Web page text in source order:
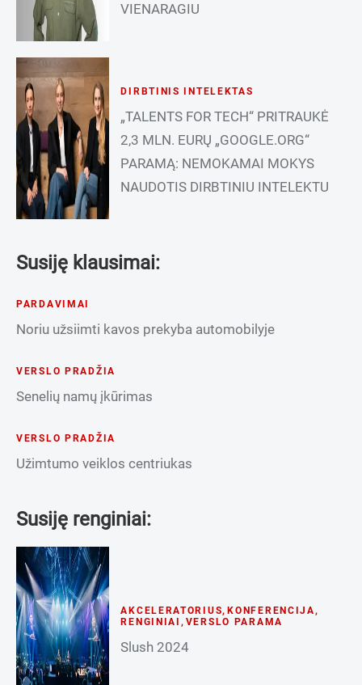
VIENARAGIU
DIRBTINIS INTELEKTAS
„TALENTS FOR TECH“ PRITRAUKĖ
2,3 MLN. EURŲ „GOOGLE.ORG“
PARAMĄ: NEMOKAMAI MOKYS
NAUDOTIS DIRBTINIU INTELEKTU
Susiję klausimai:
PARDAVIMAI
Noriu užsiimti kavos prekyba automobilyje
VERSLO PRADŽIA
Senelių namų įkūrimas
VERSLO PRADŽIA
Užimtumo veiklos centriukas
Susiję renginiai:
AKCELERATORIUS,KONFERENCIJA,
RENGINIAI , VERSLO PARAMA
Slush 2024